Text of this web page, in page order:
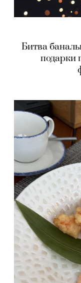
Битва
подарки